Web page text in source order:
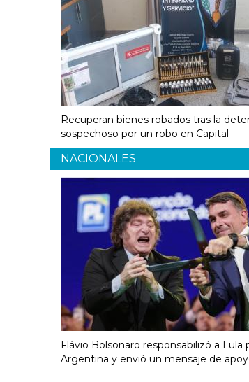
Recuperan bienes robados tras la
sospechoso por un robo en Capital
NACIONALES
Flávio Bolsonaro responsabilizó a Lula
Argentina y envió un mensaje de